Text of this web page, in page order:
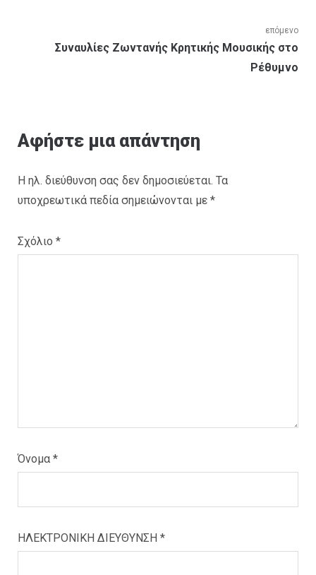
επόμενο
Επόμενη
Συναυλίες Ζωντανής Κρητικής Μουσικής στο
Ρέθυμνο
Αφήστε μια απάντηση
Η ηλ. διεύθυνση σας δεν δημοσιεύεται. Τα
υποχρεωτικά πεδία σημειώνονται με *
Σχόλιο *
Όνομα *
ΗΛΕΚΤΡΟΝΙΚΗ ΔΙΕΥΘΥΝΣΗ *